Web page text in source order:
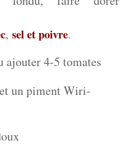
, sel et poivre.
ajouter 4-5 tomates
un piment Wiri-